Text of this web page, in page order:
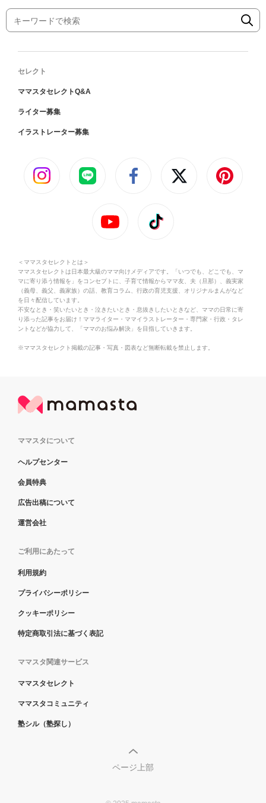
セレクト
ママスタセレクトQ&A
ライター募集
イラストレーター募集
＜ママスタセレクトとは＞
ママスタセレクトは日本最大級のママ向けメディアです。「いつでも、どこでも、マ
マに寄り添う情報を」をコンセプトに、子育て情報からママ友、夫（旦那）、義実家
（義母、義父、義家族）の話、教育コラム、行政の育児支援、オリジナルまんがなど
を日々配信しています。
不安なとき・笑いたいとき・泣きたいとき・息抜きしたいときなど、ママの日常に寄
り添った記事をお届け！ママライター・ママイラストレーター・専門家・行政・タレ
ントなどが協力して、「ママのお悩み解決」を目指していきます。
※ママスタセレクト掲載の記事・写真・図表など無断転載を禁止します。
ママスタについて
ヘルプセンター
会員特典
広告出稿について
運営会社
ご利用にあたって
利用規約
プライバシーポリシー
クッキーポリシー
特定商取引法に基づく表記
ママスタ関連サービス
ママスタセレクト
ママスタコミュニティ
塾シル（塾探し）
ページ上部